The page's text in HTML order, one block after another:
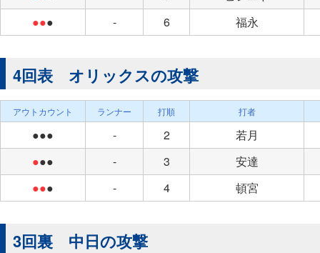
●●● - 6 福永
4回表 オリックスの攻撃
アウトカウント ランナー 打順 打者
●●● - 2
若月
●●● - 3
安達
●●● - 4 頓宮
3回裏 中日の攻撃